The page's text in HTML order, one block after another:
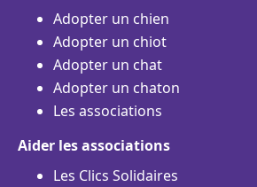
Adopter un chien
Adopter un chiot
Adopter un chat
Adopter un chaton
Les associations
Aider les associations
Les Clics Solidaires